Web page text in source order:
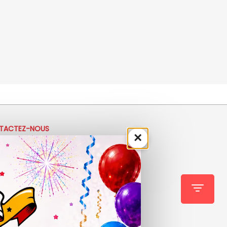
NOUS
(0)4 50 40 81 00
Rue de la Maladière
la maladiere 01210 Ornex
Ve : 9h30 - 12h30 | 14h30 - 19h00
- 12h30 | 14h00 - 18h30
×